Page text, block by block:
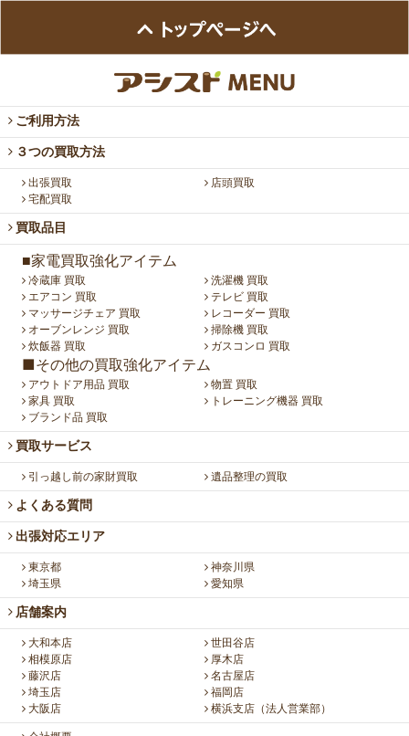
ご利用方法
３つの買取方法
出張買取
店頭買取
宅配買取
買取品目
■家電買取強化アイテム
冷蔵庫 買取
洗濯機 買取
エアコン 買取
テレビ 買取
マッサージチェア 買取
レコーダー 買取
オーブンレンジ 買取
掃除機 買取
炊飯器 買取
ガスコンロ 買取
■その他の買取強化アイテム
アウトドア用品 買取
物置 買取
家具 買取
トレーニング機器 買取
ブランド品 買取
買取サービス
引っ越し前の家財買取 遺品整理の買取
よくある質問
出張対応エリア
東京都
神奈川県
埼玉県
愛知県
店舗案内
大和本店
世田谷店
相模原店
厚木店
藤沢店
名古屋店
埼玉店
福岡店
大阪店
横浜支店（法人営業部）